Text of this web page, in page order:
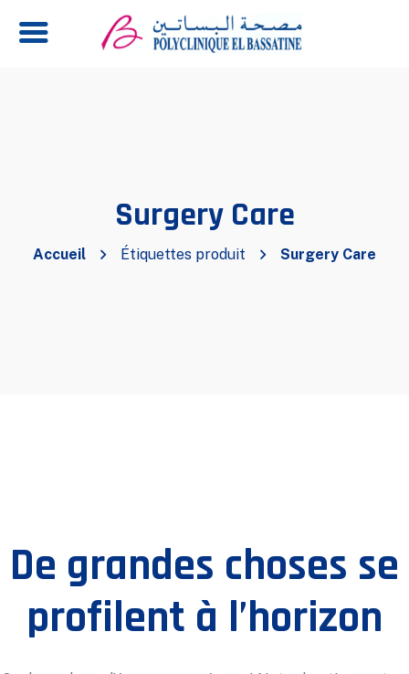
Surgery Care
Accueil Étiquettes produit Surgery Care
De grandes choses se
profilent à l’horizon